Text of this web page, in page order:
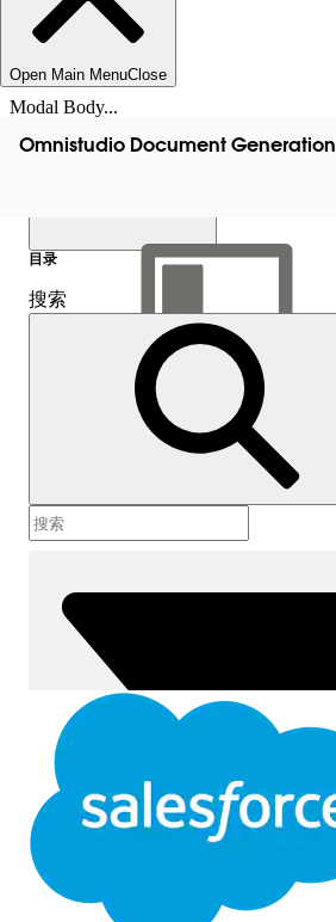
Open Main MenuClose
Modal Body...
Omnistudio Document Generation
显示目录
目录
搜索